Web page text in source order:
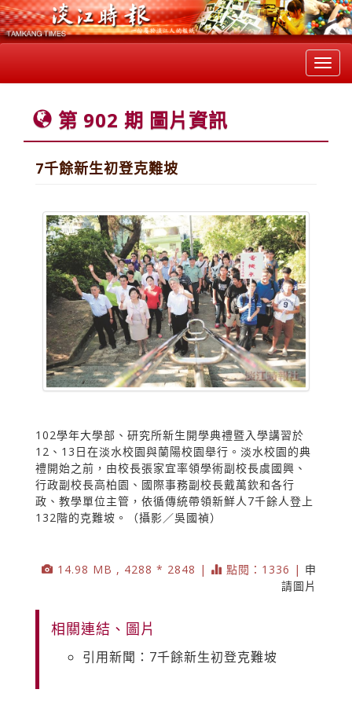
第 902 期 圖片資訊
7千餘新生初登克難坡
102學年大學部、研究所新生開學典禮暨入學講習於
12、13日在淡水校園與蘭陽校園舉行。淡水校園的典
禮開始之前，由校長張家宜率領學術副校長虞國興、
行政副校長高柏園、國際事務副校長戴萬欽和各行
政、教學單位主管，依循傳統帶領新鮮人7千餘人登上
132階的克難坡。（攝影／吳國禎）
14.98 MB , 4288 * 2848 | 點閱：1336 | 申
請圖片
相關連結、圖片
引用新聞：7千餘新生初登克難坡